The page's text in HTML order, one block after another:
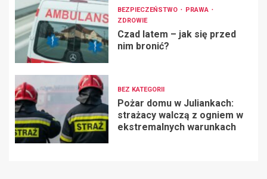
BEZPIECZEŃSTWO
PRAWA
ZDROWIE
Czad latem – jak się przed
nim bronić?
BEZ KATEGORII
Pożar domu w Juliankach:
strażacy walczą z ogniem w
ekstremalnych warunkach